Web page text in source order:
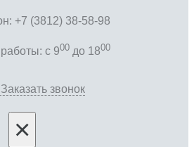
+7 (3812) 38-58-98
c 900до 1800
звонок
×